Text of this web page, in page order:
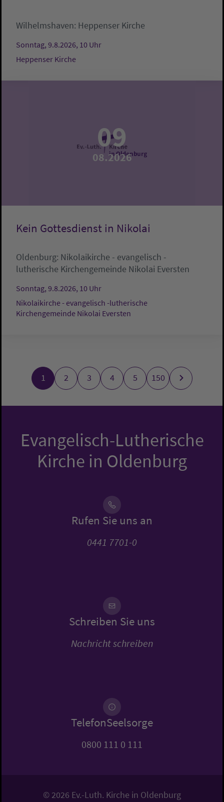
Wilhelmshaven: Heppenser Kirche
Sonntag, 9.8.2026, 10 Uhr
Heppenser Kirche
09
08.2026
Kein Gottesdienst in Nikolai
Oldenburg: Nikolaikirche - evangelisch -
lutherische Kirchengemeinde Nikolai Eversten
Sonntag, 9.8.2026, 10 Uhr
Nikolaikirche - evangelisch -lutherische
Kirchengemeinde Nikolai Eversten
1 2 3 4 5 150
Evangelisch-Lutherische
Kirche in Oldenburg
Rufen Sie uns an
0441 7701-0
Schreiben Sie uns
Nachricht schreiben
TelefonSeelsorge
0800 111 0 111
© 2026 Ev.-Luth. Kirche in Oldenburg